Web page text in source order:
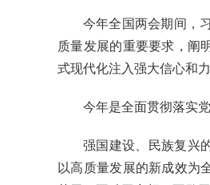
今年全国两会期间，
质量发展的重要要求，阐
式现代化注入强大信心和力
今年是全面贯彻落实
强国建设、民族复兴
以高质量发展的新成效为